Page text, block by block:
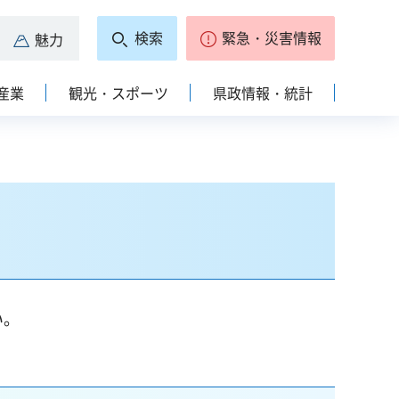
魅力 検索 緊急・災害情報
業 観光・スポーツ 県政情報・統計